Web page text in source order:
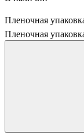
Пленочная
Пленочная